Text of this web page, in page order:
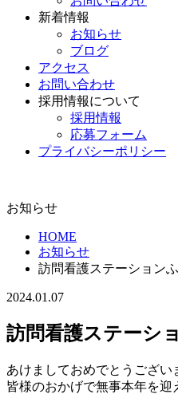
新着情報
お知らせ
ブログ
アクセス
お問い合わせ
採用情報について
採用情報
応募フォーム
プライバシーポリシー
お知らせ
HOME
お知らせ
訪問看護ステーション
2024.01.07
訪問看護ステーシ
あけましておめでとうござい
皆様のおかげで無事本年を迎